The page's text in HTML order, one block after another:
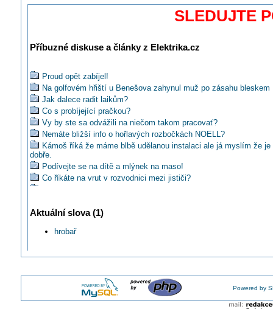
SLEDUJTE
Příbuzné diskuse a články z Elektrika.cz
Proud opět zabíjel!
Na golfovém hřiští u Benešova zahynul muž po zásahu bleskem
Jak dalece radit laikům?
Co s probíjející pračkou?
Vy by ste sa odvážili na niečom takom pracovať?
Nemáte bližší info o hořlavých rozbočkách NOELL?
Kámoš říká že máme blbě udělanou instalaci ale já myslím že je
dobře.
Podívejte se na dítě a mlýnek na maso!
Co říkáte na vrut v rozvodnici mezi jističi?
Už jste četli jak chtěl zloděj ukrást kabel pod napětím?
Jak zformulovat upozornění na nevyhovující stav
Už jste viděli sekačku trávy na 380 pardon 400 voltů ?
Čo poviete na neznámý kabel v zemi?
Co byste poradili městu Domažlice nebo i dalším městům?
Také si myslíte, že postel pacientky zřejmě zapálila zářivka
Aktuální slova (1)
hrobař
Powered by